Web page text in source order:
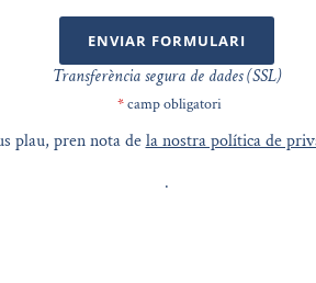
ENVIAR FORMULARI
Transferència segura de dades (SSL)
*camp obligatori
plau, pren nota dela nostra política de
.